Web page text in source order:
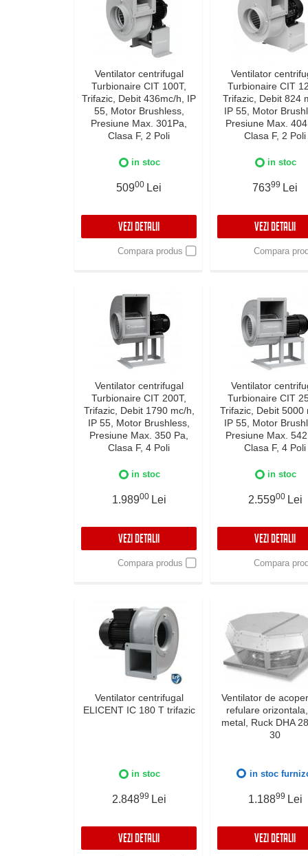
Ventilator centrifugal
Turbionaire CIT 100T,
Trifazic, Debit 436mc/h, IP
55, Motor Brushless,
Presiune Max. 301Pa,
Clasa F, 2 Poli
in stoc
50900 Lei
VEZI DETALII
Compara produs
Ventilator
Turbionaire CIT
Trifazic, Debit 824
IP 55, Motor
Presiune Max.
Clasa F, 2 Poli
in stoc
76399 Lei
VEZI DETALII
Compara
Ventilator centrifugal
Turbionaire CIT 200T,
Trifazic, Debit 1790 mc/h,
IP 55, Motor Brushless,
Presiune Max. 350 Pa,
Clasa F, 4 Poli
in stoc
1.98900 Lei
VEZI DETALII
Compara produs
Ventilator
Turbionaire CIT
Trifazic, Debit 5000
IP 55, Motor
Presiune Max.
Clasa F, 4 Poli
in stoc
2.55900 Lei
VEZI DETALII
Compara
Ventilator centrifugal
ELICENT IC 180 T trifazic
in stoc
2.84899 Lei
VEZI DETALII
Ventilator de
refulare
metal, Ruck DHA
30
in stoc
1.18899 Lei
VEZI DETALII